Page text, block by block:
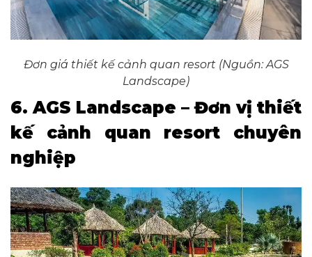
Đơn giá thiết kế cảnh quan resort (Nguồn: AGS
Landscape)
6. AGS Landscape – Đơn vị thiết
kế cảnh quan resort chuyên
nghiệp